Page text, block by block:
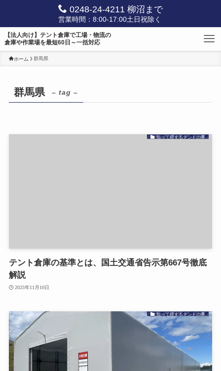
0248-24-4211 柳沼まで
営業時間：8:00-17:00土日祝除く
【法人向け】テント倉庫で工場・物流の
倉庫や作業場を最短60日～一括対応
ホーム 群馬県
群馬県 – tag –
知って得するテントの事
テント倉庫の基準とは、国土交通省告示第667号徹底
解説
2025年11月10日
知って得するテントの事